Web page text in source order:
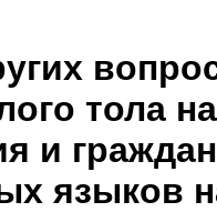
тола
и
языков